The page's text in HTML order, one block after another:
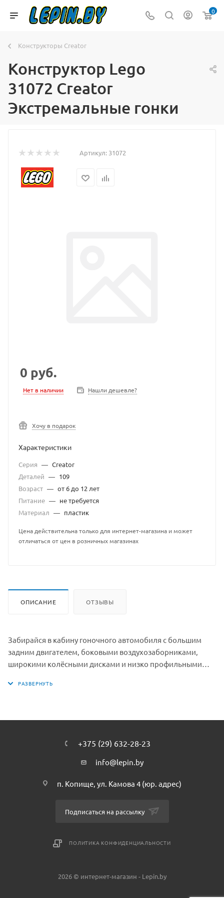
0
Конструкторы Creator
Конструктор Lego
31072 Creator
Экстремальные гонки
Артикул: 31072
0 руб.
Нет в наличии Нашли дешевле?
Хочу в подарок
Характеристики
Серия — Creator
Деталей — 109
Возраст — от 6 до 12 лет
Питание — не требуется
Материал — пластик
Цена действительна только для интернет-магазина и может
отличаться от цен в розничных магазинах
ОПИСАНИЕ ОТЗЫВЫ
Забирайся в кабину гоночного автомобиля с большим
задним двигателем, боковыми воздухозаборниками,
широкими колёсными дисками и низко профильными
жёлтый и чёрный. Отрегулируй зеркала заднего вида и
по волнам на крутом гоночном катере.
+375 (29) 632-28-23
info@lepin.by
п. Копище, ул. Камова 4 (юр. адрес)
Подписаться на рассылку
ПОЛИТИКА КОНФИДЕНЦИАЛЬНОСТИ
2026 © интернет-магазин - Lepin.by